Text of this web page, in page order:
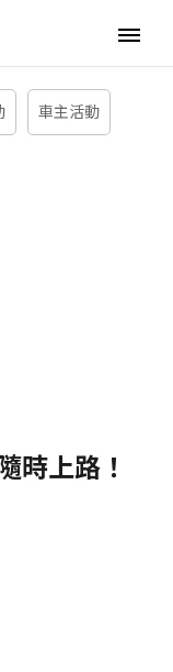
車主活動
時上路！